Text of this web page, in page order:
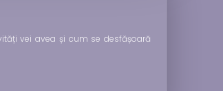
vei avea și cum se desfășoară